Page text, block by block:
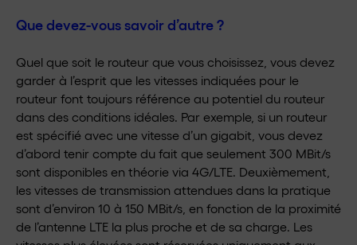
Que devez-vous savoir d’autre ?
Quel que soit le routeur que vous choisissez, vous devez
garder à l’esprit que les vitesses indiquées pour le
routeur font toujours référence au potentiel du routeur
dans des conditions idéales. Par exemple, si un routeur
est spécifié avec une vitesse d’un gigabit, vous devez
d’abord tenir compte du fait que seulement 300 MBit/s
sont disponibles en théorie via 4G/LTE. Deuxièmement,
les vitesses de transmission attendues dans la pratique
sont d’environ 10 à 150 MBit/s, en fonction de la proximité
de l’antenne LTE la plus proche et de sa charge. Les